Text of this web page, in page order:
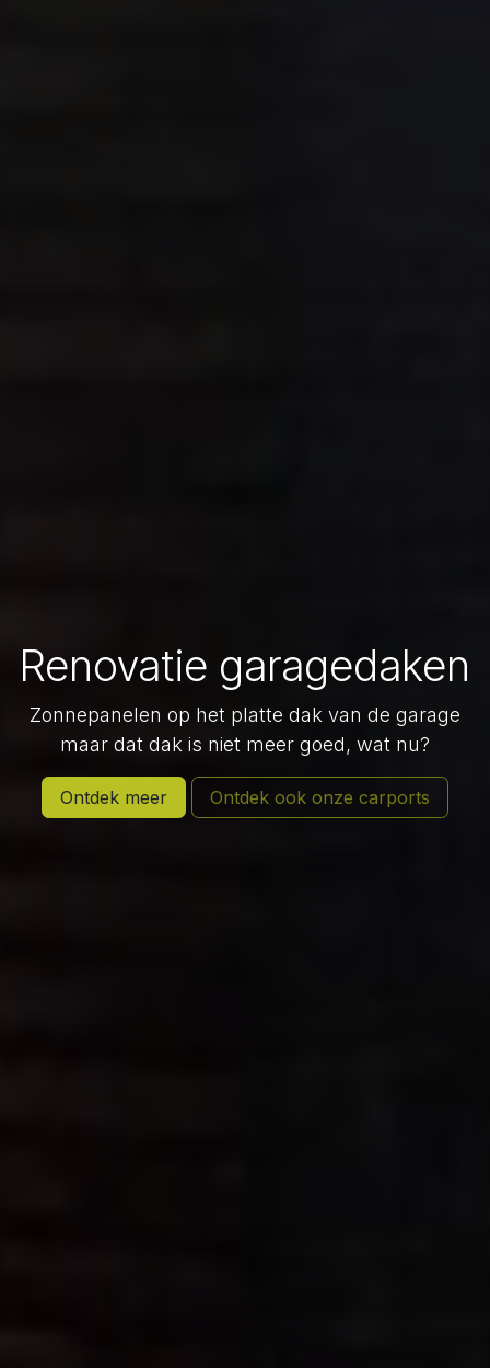
Renovatie garagedaken
Zonnepanelen op het platte dak van de garage
maar dat dak is niet meer goed, wat nu?
Ontdek meer Ontdek ook onze carports